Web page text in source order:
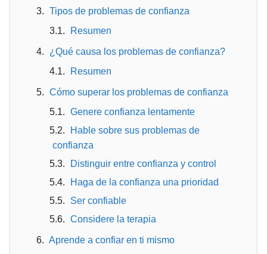
Tipos de problemas de confianza
Resumen
¿Qué causa los problemas de confianza?
Resumen
Cómo superar los problemas de confianza
Genere confianza lentamente
Hable sobre sus problemas de
confianza
Distinguir entre confianza y control
Haga de la confianza una prioridad
Ser confiable
Considere la terapia
Aprende a confiar en ti mismo